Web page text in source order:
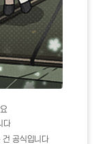
다
건 공식입니다